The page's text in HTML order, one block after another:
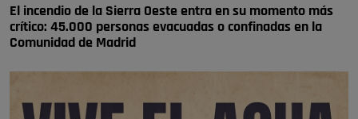
El incendio de la Sierra Oeste entra en su momento más
crítico: 45.000 personas evacuadas o confinadas en la
Comunidad de Madrid